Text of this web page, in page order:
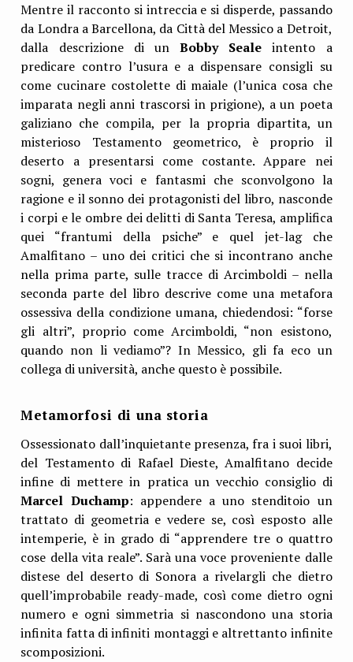
Mentre il racconto si intreccia e si disperde, passando
da Londra a Barcellona, da Città del Messico a Detroit,
dalla descrizione di unBobby Seale intento a
predicare contro l’usura e a dispensare consigli su
come cucinare costolette di maiale (l’unica cosa che
imparata negli anni trascorsi in prigione), a un poeta
galiziano che compila, per la propria dipartita, un
misterioso Testamento geometrico, è proprio il
deserto a presentarsi come costante. Appare nei
sogni, genera voci e fantasmi che sconvolgono la
ragione e il sonno dei protagonisti del libro, nasconde
i corpi e le ombre dei delitti di Santa Teresa, amplifica
quei “frantumi della psiche” e quel jet-lag che
Amalfitano – uno dei critici che si incontrano anche
nella prima parte, sulle tracce di Arcimboldi – nella
seconda parte del libro descrive come una metafora
ossessiva della condizione umana, chiedendosi: “forse
gli altri”, proprio come Arcimboldi, “non esistono,
quando non li vediamo”? In Messico, gli fa eco un
collega di università, anche questo è possibile.
Metamorfosi di una storia
Ossessionato dall’inquietante presenza, fra i suoi libri,
del Testamento di Rafael Dieste, Amalfitano decide
infine di mettere in pratica un vecchio consiglio di
Marcel Duchamp: appendere a uno stenditoio un
trattato di geometria e vedere se, così esposto alle
intemperie, è in grado di “apprendere tre o quattro
cose della vita reale”. Sarà una voce proveniente dalle
distese del deserto di Sonora a rivelargli che dietro
quell’improbabile ready-made, così come dietro ogni
numero e ogni simmetria si nascondono una storia
infinita fatta di infiniti montaggi e altrettanto infinite
scomposizioni.